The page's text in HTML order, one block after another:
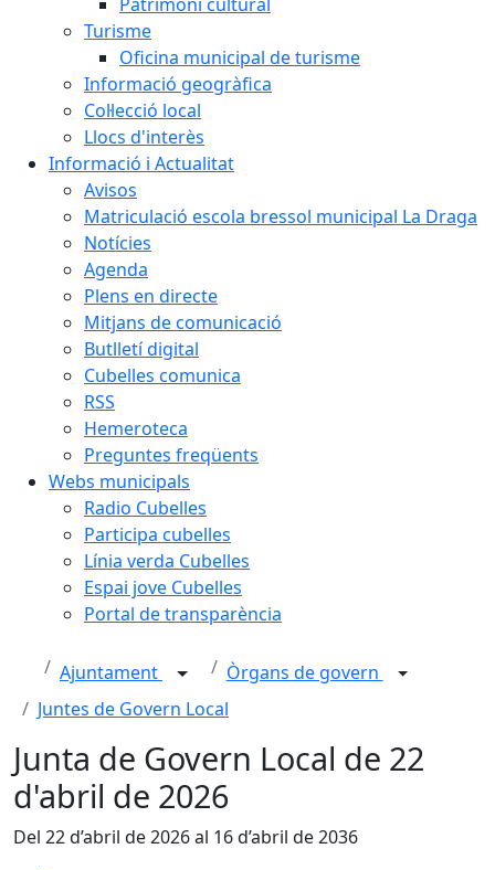
Turisme
Oficina municipal de turisme
Informació geogràfica
Col·lecció local
Llocs d'interès
Informació i Actualitat
Avisos
Matriculació escola bressol municipal La Draga
Notícies
Agenda
Plens en directe
Mitjans de comunicació
Butlletí digital
Cubelles comunica
RSS
Hemeroteca
Preguntes freqüents
Webs municipals
Radio Cubelles
Participa cubelles
Línia verda Cubelles
Espai jove Cubelles
Portal de transparència
Ajuntament
Òrgans de govern
Juntes de Govern Local
Junta de Govern Local de 22
d'abril de 2026
Del 22 d’abril de 2026 al 16 d’abril de 2036